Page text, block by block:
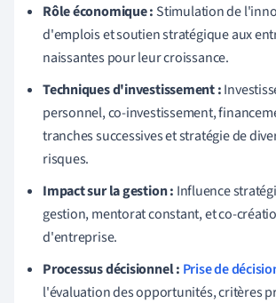
Rôle économique : Stimulation de
d'emplois et soutien stratégique aux
naissantes pour leur croissance.
Techniques d'investissement :
personnel, co-investissement,
tranches successives et stratégie de
risques.
Impact sur la gestion : Influence
gestion, mentorat constant, et co-
d'entreprise.
Processus décisionnel : Prise de
l'évaluation des opportunités, critères